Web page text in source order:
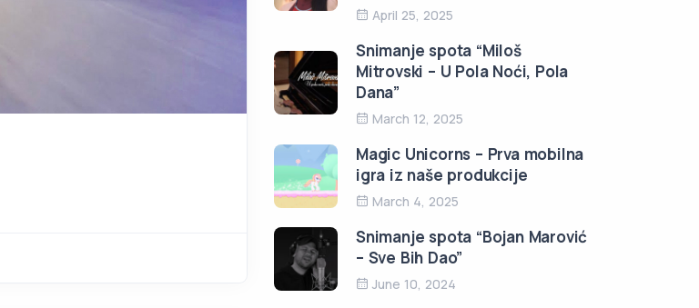
April 25, 2025
Snimanje spota “Miloš
Mitrovski – U Pola Noći, Pola
Dana”
March 12, 2025
Magic Unicorns – Prva mobilna
igra iz naše produkcije
March 4, 2025
Snimanje spota “Bojan Marović
– Sve Bih Dao”
June 10, 2024